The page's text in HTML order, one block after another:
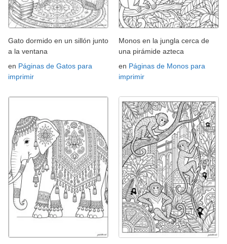
Gato dormido en un sillón junto
a la ventana
en Páginas de Gatos para
imprimir
Monos en la jungla cerca de
una pirámide azteca
en Páginas de Monos para
imprimir